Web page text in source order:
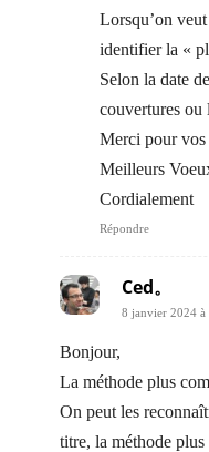
Lorsqu’on
identifier la «
Selon la date
couvertures ou
Merci pour vos
Meilleurs
Cordialement
Répondre
Ced。
8 janvier 2024 à
Bonjour,
La méthode plus
On peut les
titre, la méthode